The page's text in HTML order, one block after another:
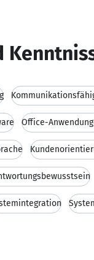
Office-